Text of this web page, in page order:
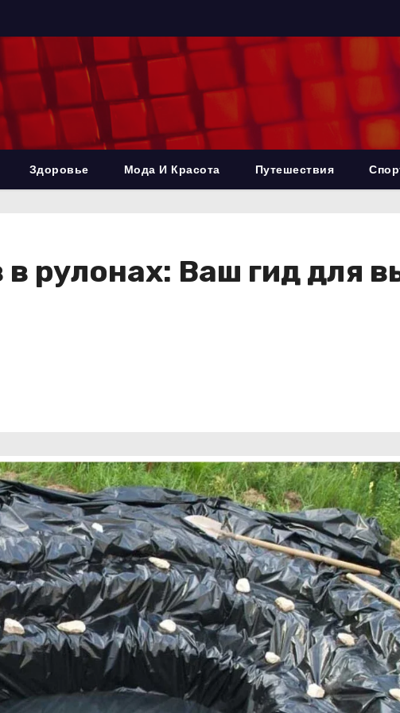
Здоровье Мода И Красота Путешествия
рулонах: Ваш гид для